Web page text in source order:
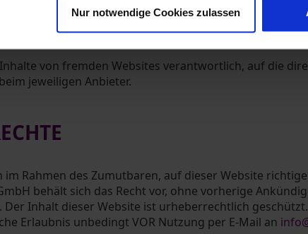
Nur notwendige Cookies zulassen
auf den vertragstypischen vorhersehbaren
des Lebens, des Körpers oder der Gesundheit
nicht verbunden.
von fremden Websites verantwortlich, auf die
jeweiligen Anbieter.
Rahmen des Zumutbaren, auf dieser Website
behält sich das Recht vor, ohne vorherige
Inhalt dieser Website ist urheberrechtlich
Erlaubnis unbedingt VOR Nutzung per E-Mail an